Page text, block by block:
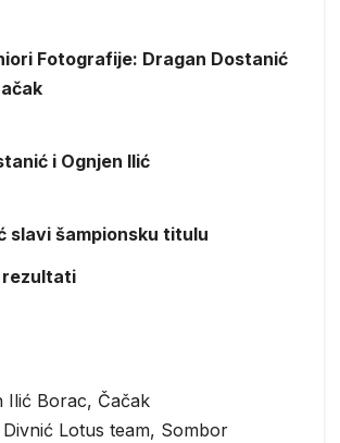
Fotografije: Dragan Dostanić
i Ognjen Ilić
slavi šampionsku titulu
rezultati
Ilić Borac, Čačak
Lotus team, Sombor